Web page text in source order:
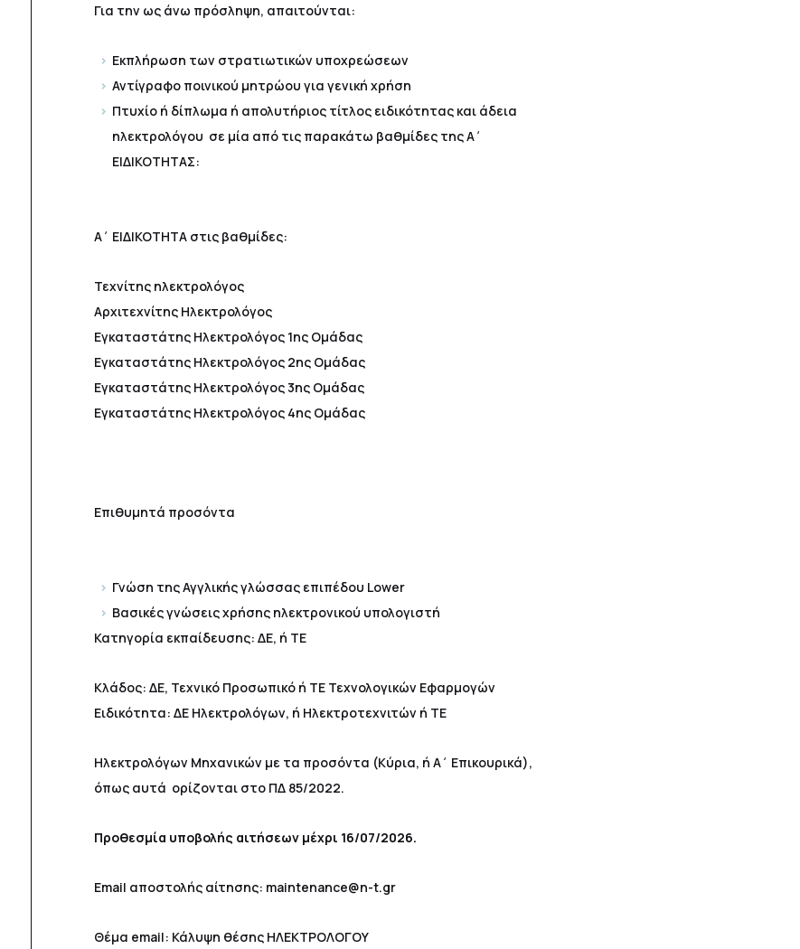
Για την ως άνω πρόσληψη, απαιτούνται:
Εκπλήρωση των στρατιωτικών υποχρεώσεων
Αντίγραφο ποινικού μητρώου για γενική χρήση
Πτυχίο ή δίπλωμα ή απολυτήριος τίτλος ειδικότητας και άδεια
ηλεκτρολόγου σε μία από τις παρακάτω βαθμίδες της Α΄
ΕΙΔΙΚΟΤΗΤΑΣ:
Α΄ ΕΙΔΙΚΟΤΗΤΑ στις βαθμίδες:
Τεχνίτης ηλεκτρολόγος
Αρχιτεχνίτης Ηλεκτρολόγος
Εγκαταστάτης Ηλεκτρολόγος 1ης Ομάδας
Εγκαταστάτης Ηλεκτρολόγος 2ης Ομάδας
Εγκαταστάτης Ηλεκτρολόγος 3ης Ομάδας
Εγκαταστάτης Ηλεκτρολόγος 4ης Ομάδας
Επιθυμητά προσόντα
Γνώση της Αγγλικής γλώσσας επιπέδου Lower
Βασικές γνώσεις χρήσης ηλεκτρονικού υπολογιστή
Κατηγορία εκπαίδευσης: ΔΕ, ή ΤΕ
Κλάδος: ΔΕ, Τεχνικό Προσωπικό ή ΤΕ Τεχνολογικών Εφαρμογών
Ειδικότητα: ΔΕ Ηλεκτρολόγων, ή Ηλεκτροτεχνιτών ή ΤΕ
Ηλεκτρολόγων Μηχανικών με τα προσόντα (Κύρια, ή Α΄ Επικουρικά),
όπως αυτά ορίζονται στο ΠΔ 85/2022.
Προθεσμία υποβολής αιτήσεων μέχρι 16/07/2026.
Email αποστολής αίτησης: maintenance@n-t.gr
Θέμα email: Κάλυψη θέσης ΗΛΕΚΤΡΟΛΟΓΟΥ